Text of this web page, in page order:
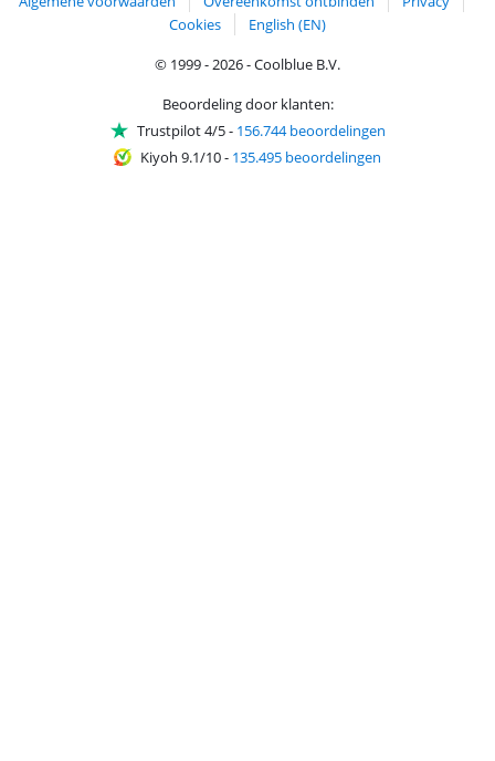
Cookies
English (EN)
© 1999 - 2026 - Coolblue B.V.
Beoordeling door klanten:
Trustpilot 4/5- 156.744 beoordelingen
Kiyoh 9.1/10- 135.495 beoordelingen